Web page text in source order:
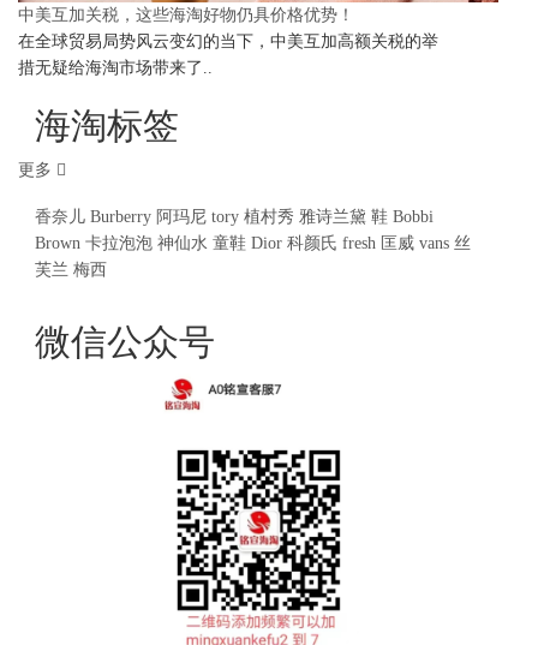
中美互加关税，这些海淘好物仍具价格优势！
在全球贸易局势风云变幻的当下，中美互加高额关税的举
措无疑给海淘市场带来了..
海淘标签
更多
香奈儿 Burberry 阿玛尼 tory 植村秀 雅诗兰黛 鞋 Bobbi
Brown 卡拉泡泡 神仙水 童鞋 Dior 科颜氏 fresh 匡威 vans 丝
芙兰 梅西
微信公众号